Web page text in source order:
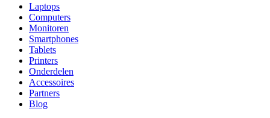
Laptops
Computers
Monitoren
Smartphones
Tablets
Printers
Onderdelen
Accessoires
Partners
Blog